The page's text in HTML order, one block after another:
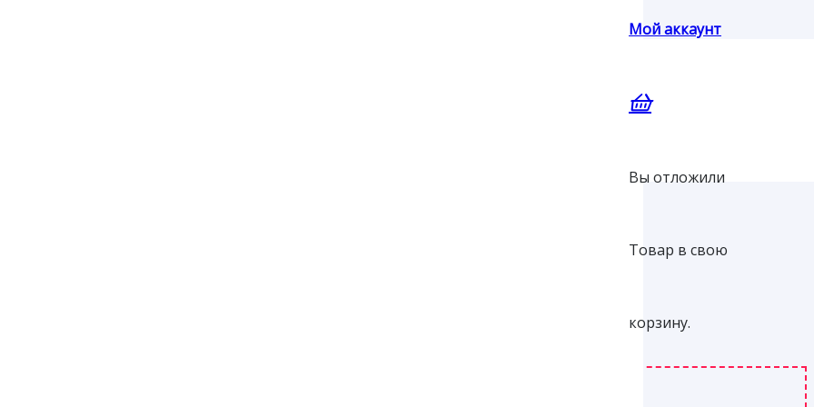
Мой аккаунт
Вы отложили
Товар в свою
корзину.
#Tamaris,”
166, #МР-00000145, #Розовый, #Tamaris,